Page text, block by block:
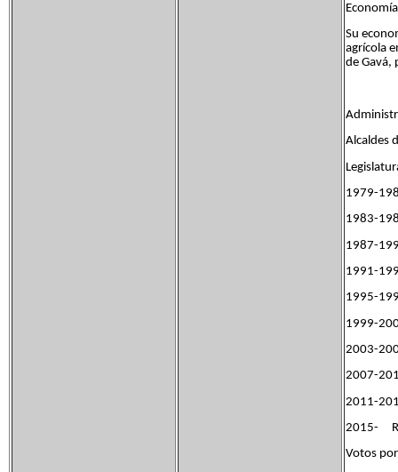
Su
agrícola
de Gavá,
Alcaldes
1979-
1983-
1987-
1991-
1995-
1999-
2003-
2007-
2011-
2015-
Votos